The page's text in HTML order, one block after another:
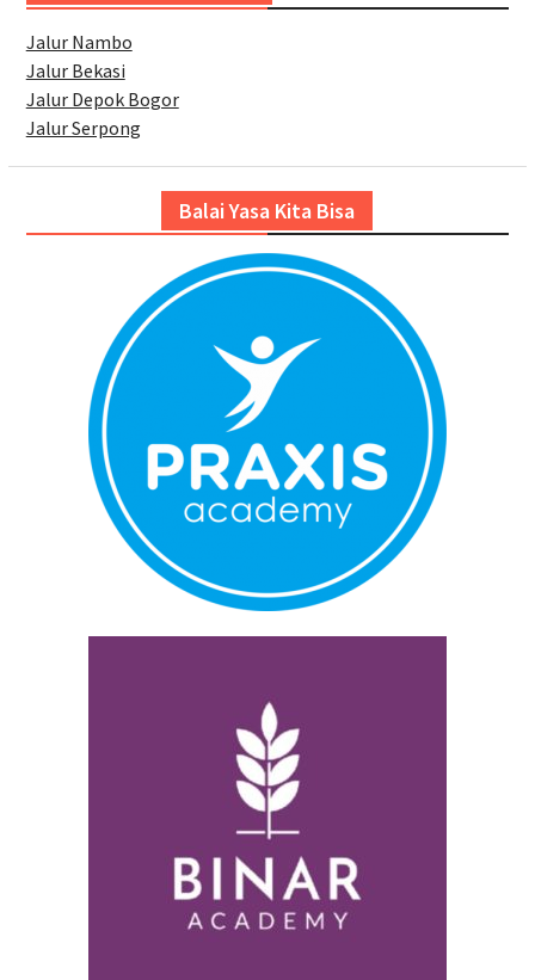
Jalur Nambo
Jalur Bekasi
Jalur Depok Bogor
Jalur Serpong
Balai Yasa Kita Bisa